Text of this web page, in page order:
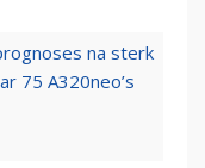
na sterk
75 A320neo’s